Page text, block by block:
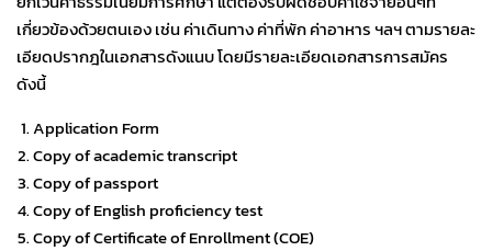
เกี่ยวข้องด้วยตนเอง เช่น ค่าเดินทาง ค่าที่พัก ค่าอาหาร ฯลฯ ตามรายละ
เอียดปรากฎในเอกสารดังแนบ โดยมีรายละเอียดเอกสารการสมัคร
ดังนี้
Application Form
Copy of academic transcript
Copy of passport
Copy of English proficiency test
Copy of Certificate of Enrollment (COE)